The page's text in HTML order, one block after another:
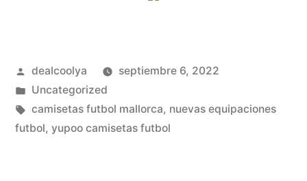
Publicado
por
dealcoolya
septiembre 6, 2022
Publicado
en
Uncategorized
Etiquetas:
camisetas futbol mallorca, nuevas equipaciones
futbol, yupoo camisetas futbol